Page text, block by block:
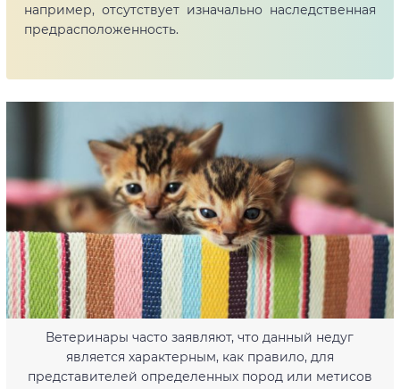
например, отсутствует изначально наследственная
предрасположенность.
Ветеринары часто заявляют, что данный недуг
является характерным, как правило, для
представителей определенных пород или метисов